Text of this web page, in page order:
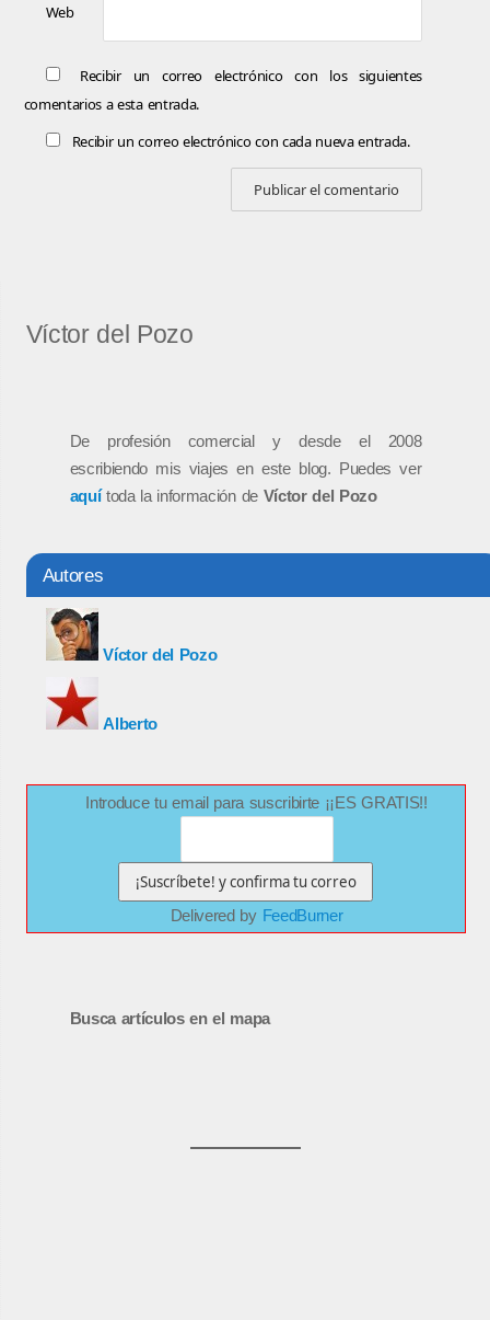
Web
Recibir un correo electrónico con los siguientes
comentarios a esta entrada.
Recibir un correo electrónico con cada nueva entrada.
Víctor del Pozo
De profesión comercial y desde el 2008
escribiendo mis viajes en este blog. Puedes ver
aquítoda la información de Víctor del Pozo
Autores
Víctor del Pozo
Alberto
Introduce tu email para suscribirte ¡¡ES GRATIS!!
Delivered by FeedBurner
Busca artículos en el mapa